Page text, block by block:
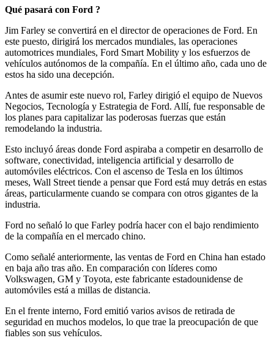
Qué pasará con Ford ?
Jim Farley se convertirá en el director de operaciones de Ford. En
este puesto, dirigirá los mercados mundiales, las operaciones
automotrices mundiales, Ford Smart Mobility y los esfuerzos de
vehículos autónomos de la compañía. En el último año, cada uno de
estos ha sido una decepción.
Antes de asumir este nuevo rol, Farley dirigió el equipo de Nuevos
Negocios, Tecnología y Estrategia de Ford. Allí, fue responsable de
los planes para capitalizar las poderosas fuerzas que están
remodelando la industria.
Esto incluyó áreas donde Ford aspiraba a competir en desarrollo de
software, conectividad, inteligencia artificial y desarrollo de
automóviles eléctricos. Con el ascenso de Tesla en los últimos
meses, Wall Street tiende a pensar que Ford está muy detrás en estas
áreas, particularmente cuando se compara con otros gigantes de la
industria.
Ford no señaló lo que Farley podría hacer con el bajo rendimiento
de la compañía en el mercado chino.
Como señalé anteriormente, las ventas de Ford en China han estado
en baja año tras año. En comparación con líderes como
Volkswagen, GM y Toyota, este fabricante estadounidense de
automóviles está a millas de distancia.
En el frente interno, Ford emitió varios avisos de retirada de
seguridad en muchos modelos, lo que trae la preocupación de que
fiables son sus vehículos.